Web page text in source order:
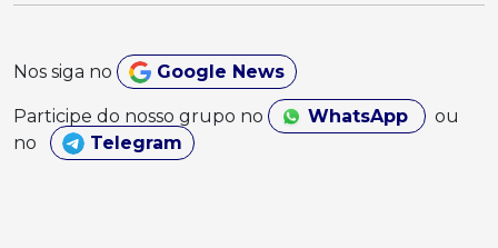
Nos siga no Google News
Participe do nosso grupo no WhatsApp
ou
no
Telegram